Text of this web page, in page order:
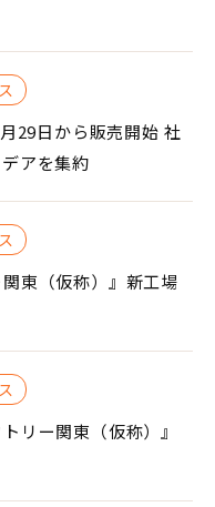
29日から販売開始 社
アを集約
東（仮称）』新工場
リー関東（仮称）』